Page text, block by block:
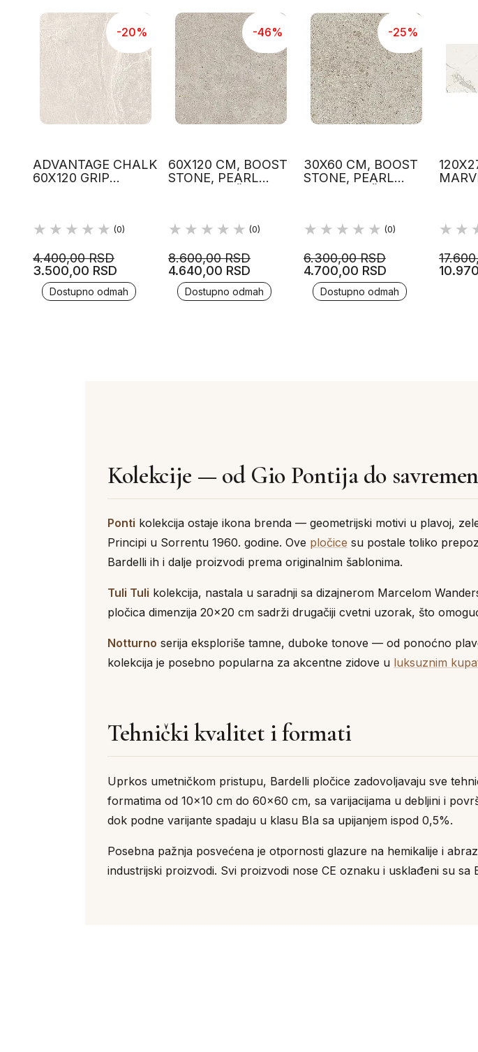
-20%
ADVANTAGE CHALK
60X120 GRIP
PLOČICA
(0)
4.400,00 RSD
3.500,00 RSD
Dostupno odmah
-46%
60X120 CM, BOOST
STONE, PEARL
(0)
8.600,00 RSD
4.640,00 RSD
Dostupno odmah
-25%
30X60 CM, BOOST
STONE, PEARL
(0)
6.300,00 RSD
4.700,00 RSD
Dostupno odmah
Kolekcije — od Gio Pontija do
Ponti kolekcija ostaje ikona brenda — geometrijski motivi u plavoj,
Principi u Sorrentu 1960. godine. Ove pločice su postale toliko
Bardelli ih i dalje proizvodi prema originalnim šablonima.
Tuli Tuli kolekcija, nastala u saradnji sa dizajnerom Marcelom
pločica dimenzija 20×20 cm sadrži drugačiji cvetni uzorak, što
Notturno serija eksploriše tamne, duboke tonove — od ponoćno
kolekcija je posebno popularna za akcentne zidove u luksuznim
Tehnički kvalitet i formati
Uprkos umetničkom pristupu, Bardelli pločice zadovoljavaju sve
formatima od 10×10 cm do 60×60 cm, sa varijacijama u debljini i
dok podne varijante spadaju u klasu BIa sa upijanjem ispod 0,5%.
Posebna pažnja posvećena je otpornosti glazure na hemikalije i
industrijski proizvodi. Svi proizvodi nose CE oznaku i usklađeni su sa